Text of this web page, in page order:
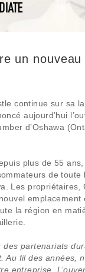
un nouveau
continue sur sa
aujourd’hui
d’Oshawa
plus de 55
de toute
Les propriétaires,
emplacement
la région en
des partenariats
Au fil des années,
entreprise.